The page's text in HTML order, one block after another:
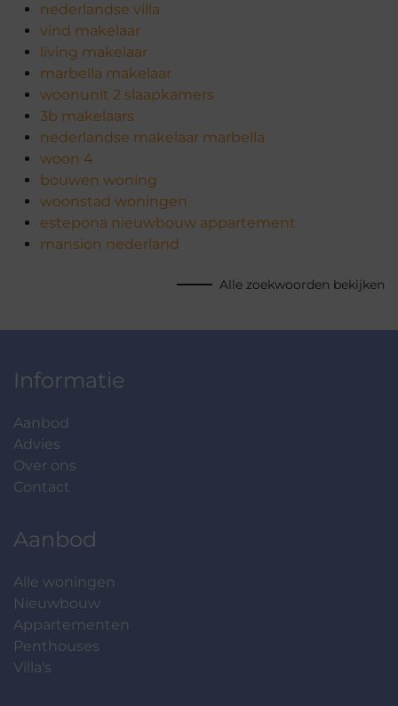
nederlandse villa
vind makelaar
living makelaar
marbella makelaar
woonunit 2 slaapkamers
3b makelaars
nederlandse makelaar marbella
woon 4
bouwen woning
woonstad woningen
estepona nieuwbouw appartement
mansion nederland
Alle zoekwoorden bekijken
Informatie
Aanbod
Advies
Over ons
Contact
Aanbod
Alle woningen
Nieuwbouw
Appartementen
Penthouses
Villa's